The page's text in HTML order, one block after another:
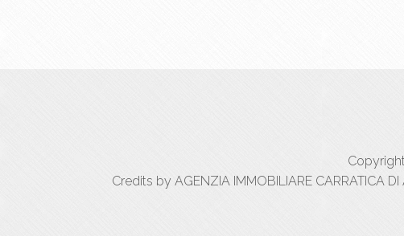
Credits by AGENZIA IMMOBILIARE CARRATICA